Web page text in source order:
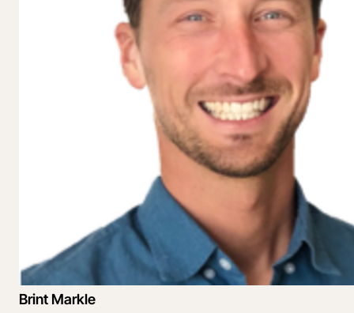
Brint Markle